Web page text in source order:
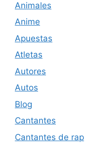
Animales
Anime
Apuestas
Atletas
Autores
Autos
Blog
Cantantes
Cantantes de rap